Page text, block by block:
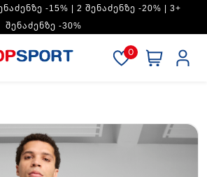
-15% | 2 ᲨᲔᲜᲐᲫᲔᲜᲖᲔ -20% | 3+
ᲨᲔᲜᲐᲫᲔᲜᲖᲔ -30%
0